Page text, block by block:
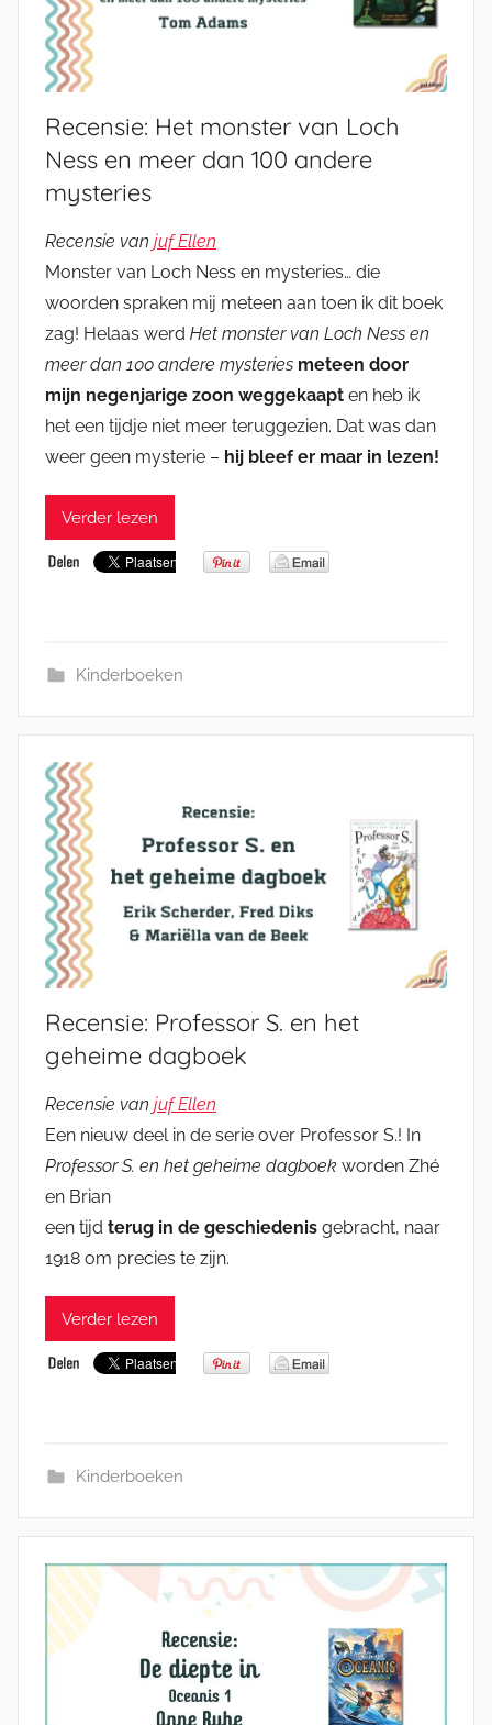
Recensie: Het monster van Loch
Ness en meer dan 100 andere
mysteries
Recensie van juf Ellen
Monster van Loch Ness en mysteries… die
woorden spraken mij meteen aan toen ik dit boek
zag! Helaas werd Het monster van Loch Ness en
meer dan 100 andere mysteries meteen door
mijn negenjarige zoon weggekaapt en heb ik
het een tijdje niet meer teruggezien. Dat was dan
weer geen mysterie – hij bleef er maar in lezen!
Verder lezen
Kinderboeken
Recensie: Professor S. en het
geheime dagboek
Recensie van juf Ellen
Een nieuw deel in de serie over Professor S.! In
Professor S. en het geheime dagboek worden Zhé
en Brian
een tijd terug in de geschiedenis gebracht, naar
1918 om precies te zijn.
Verder lezen
Kinderboeken